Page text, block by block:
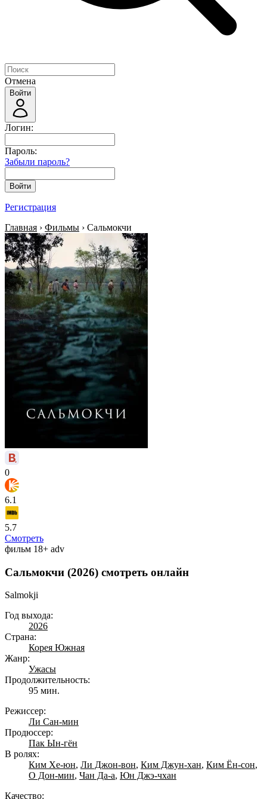
Отмена
Войти
Логин:
Пароль:
Забыли пароль?
Войти
Регистрация
Главная › Фильмы › Сальмокчи
0
6.1
5.7
Смотреть
фильм 18+ adv
Сальмокчи (2026) смотреть онлайн
Salmokji
Год выхода:
2026
Страна:
Корея Южная
Жанр:
Ужасы
Продолжительность:
95 мин.
Режиссер:
Ли Сан-мин
Продюссер:
Пак Ын-гён
В ролях:
Ким Хе-юн, Ли Джон-вон, Ким Джун-хан, Ким Ён-сон,
О Дон-мин, Чан Да-а, Юн Джэ-чхан
Качество: